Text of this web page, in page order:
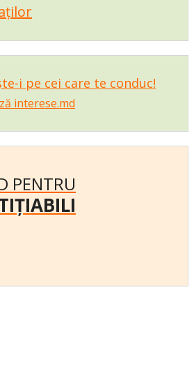
i pe cei care te conduc!
interese.md
PENTRU